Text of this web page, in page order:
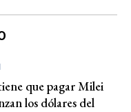
que pagar Milei
los dólares del